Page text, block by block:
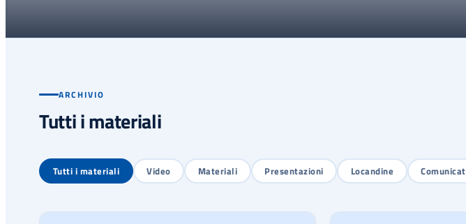
ARCHIVIO
Tutti i materiali
Tutti i materiali Video Materiali Presentazioni Locandine